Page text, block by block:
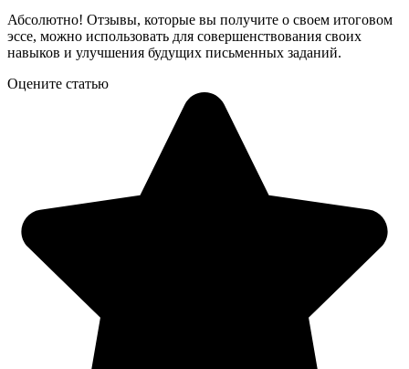
Абсолютно! Отзывы, которые вы получите о своем итоговом
эссе, можно использовать для совершенствования своих
навыков и улучшения будущих письменных заданий.
Оцените статью